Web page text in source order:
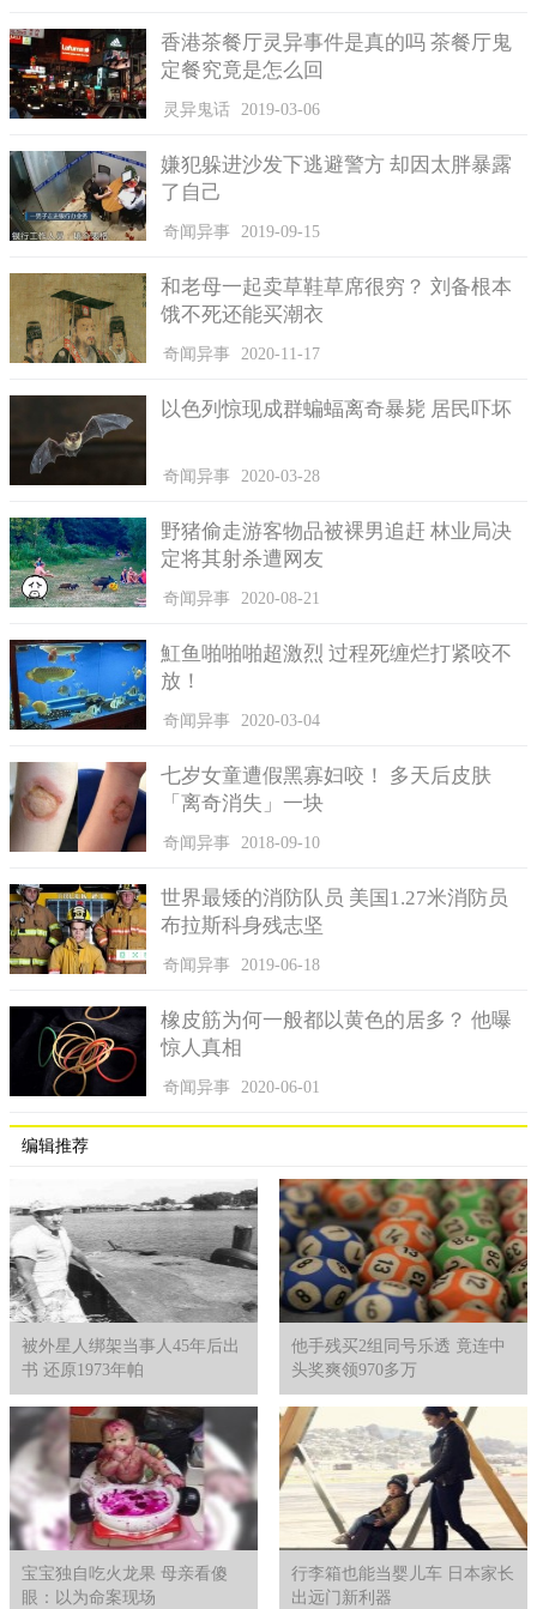
这张照片脸书自动标注功能，在空无一人的座椅上竟然出现标注
朱姓摄影师也向美国脸书官方反映这件事情，得到的答复是
脸书有将该张照片用另外的人脸辨识系统进行测试，确实出现他
反映的状况，但的确从照片中无法看到任何人脸，猜测可能是bug
导致。
本身是天主教徒的朱先生表示，原本自己不相信这种事情，
但从拍到照片后运气一直不是很好，再加上今日看到发生车祸的
下，今日也起大早到庙里拜拜收惊，希望能保佑自己平安，也让
自己安心一点。
香港茶餐厅灵异事件是真的吗 茶餐厅鬼
定餐究竟是怎么回
灵异鬼话 2019-03-06
嫌犯躲进沙发下逃避警方 却因太胖暴露
了自己
奇闻异事 2019-09-15
和老母一起卖草鞋草席很穷？ 刘备根本
饿不死还能买潮衣
奇闻异事 2020-11-17
以色列惊现成群蝙蝠离奇暴毙 居民吓坏
奇闻异事 2020-03-28
野猪偷走游客物品被裸男追赶 林业局决
定将其射杀遭网友
奇闻异事 2020-08-21
魟鱼啪啪啪超激烈 过程死缠烂打紧咬不
放！
奇闻异事 2020-03-04
七岁女童遭假黑寡妇咬！ 多天后皮肤
「离奇消失」一块
奇闻异事 2018-09-10
世界最矮的消防队员 美国1.27米消防员
布拉斯科身残志坚
奇闻异事 2019-06-18
橡皮筋为何一般都以黄色的居多？ 他曝
惊人真相
奇闻异事 2020-06-01
编辑推荐
被外星人绑架当事人45年后出
书 还原1973年帕
他手残买2组同号乐透 竟连中
头奖爽领970多万
宝宝独自吃火龙果 母亲看傻
眼：以为命案现场
行李箱也能当婴儿车 日本家长
出远门新利器